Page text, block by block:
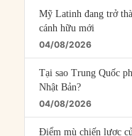
Mỹ Latinh đang trở
cánh hữu mới
04/08/2026
Tại sao Trung Quốc
Nhật Bản?
04/08/2026
Điểm mù chiến lược